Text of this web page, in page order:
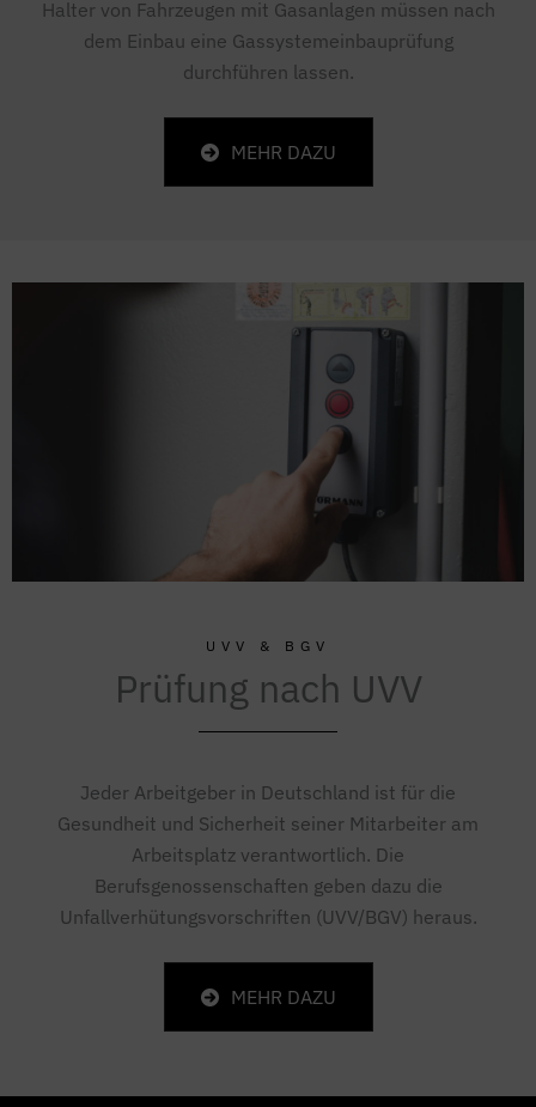
Halter von Fahrzeugen mit Gasanlagen müssen nach
dem Einbau eine Gassystemeinbauprüfung
durchführen lassen.
MEHR DAZU
UVV & BGV
Prüfung nach UVV
Jeder Arbeitgeber in Deutschland ist für die
Gesundheit und Sicherheit seiner Mitarbeiter am
Arbeitsplatz verantwortlich. Die
Berufsgenossenschaften geben dazu die
Unfallverhütungsvorschriften (UVV/BGV) heraus.
MEHR DAZU